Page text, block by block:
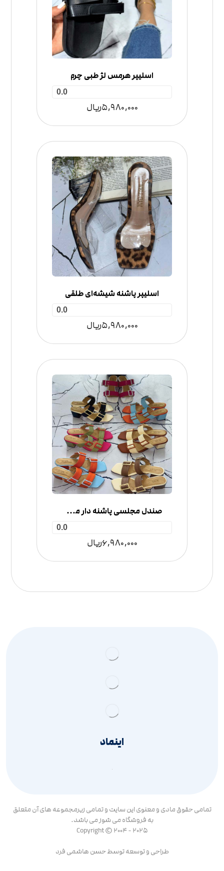
اسلیپر هرمس لژ طبی چرم
0.0
5,980,000ریال
اسلیپر پاشنه شیشه‌ای طلقی
0.0
5,980,000ریال
صندل مجلسی پاشنه دار مدل دو سگک
0.0
6,980,000ریال
اینماد
تمامی حقوق مادی و معنوی این سایت و تمامی زیرمجموعه های آن متعلق
به فروشگاه می شوز می باشد.
Copyright © 2004 - 2025
طراحی و توسعه توسط حسن هاشمی فرد